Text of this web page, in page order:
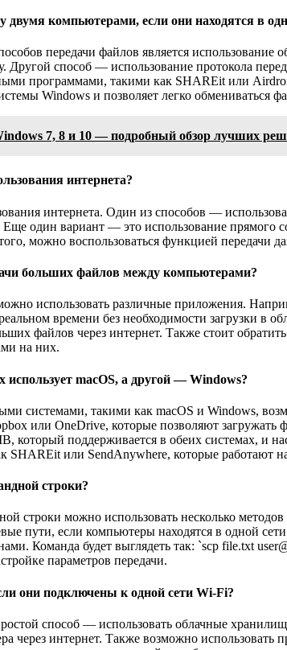
компьютерами, если они находятся в
передачи файлов является
способ — использование протокола
программами, такими как SHAREit или
Windows и позволяет легко обмениваться
7, 8 и 10 — подробный обзор лучших
интернета?
интернета. Один из способов —
один вариант — это использование прямого
можно воспользоваться функцией передачи
больших файлов между компьютерами?
использовать различные приложения.
времени без необходимости загрузки в
файлов через интернет. Также стоит
на них.
macOS, а другой — Windows?
системами, такими как macOS и Windows,
или OneDrive, которые позволяют
который поддерживается в обеих системах, и
SHAREit или SendAnywhere, которые работают
строки?
строки можно использовать несколько
пути, если компьютеры находятся в одной
Команда будет выглядеть так: `scp file.txt
параметров передачи.
они подключены к одной сети Wi-Fi?
способ — использовать облачные
через интернет. Также возможно